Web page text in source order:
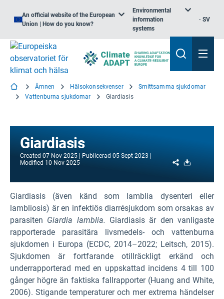
An official website of the European
Union | How do you know?
Environmental
information
systems
SV
Ämnen Hälsokonsekvenser
Smittsamma sjukdomar
Vattenburna sjukdomar
Giardiasis
Giardiasis
Created 07 Nov 2025 Publicerad 05 Sept 2023
Modified 10 Nov 2025 Share
Giardiasis (även känd som lamblia dysenteri eller
lambliosis) är en infektiös diarrésjukdom som orsakas av
parasiten Giardia lamblia. Giardiasis är den vanligaste
rapporterade parasitära livsmedels- och vattenburna
sjukdomen i Europa (ECDC, 2014–2022; Leitsch, 2015).
Sjukdomen är fortfarande otillräckligt erkänd och
underrapporterad med en uppskattad incidens 4 till 100
gånger högre än faktiska fallrapporter (Huang and White,
2006). Stigande temperaturer och mer extrema händelser